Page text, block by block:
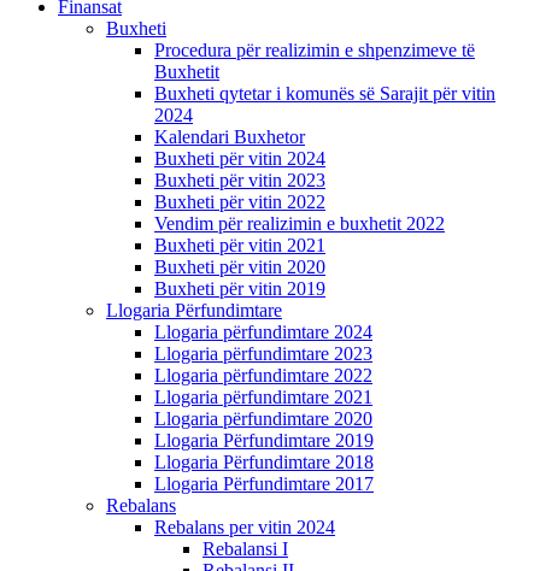
Finansat
Buxheti
Procedura për realizimin e shpenzimeve të
Buxhetit
Buxheti qytetar i komunës së Sarajit për vitin
2024
Kalendari Buxhetor
Buxheti për vitin 2024
Buxheti për vitin 2023
Buxheti për vitin 2022
Vendim për realizimin e buxhetit 2022
Buxheti për vitin 2021
Buxheti për vitin 2020
Buxheti për vitin 2019
Llogaria Përfundimtare
Llogaria përfundimtare 2024
Llogaria përfundimtare 2023
Llogaria përfundimtare 2022
Llogaria përfundimtare 2021
Llogaria përfundimtare 2020
Llogaria Përfundimtare 2019
Llogaria Përfundimtare 2018
Llogaria Përfundimtare 2017
Rebalans
Rebalans per vitin 2024
Rebalansi I